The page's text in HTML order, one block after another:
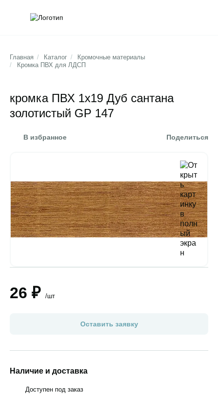
Главная / Каталог /
Кромочные материалы
/
Кромка ПВХ для ЛДСП
кромка ПВХ 1х19 Дуб сантана
золотистый GP 147
В избранное Поделиться
26 ₽ /шт
Оставить заявку
Наличие и доставка
Доступен под заказ